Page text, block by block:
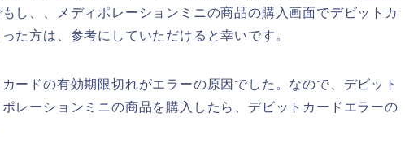
し、、メディポレーションミニの商品の購入画面でデビットカ
た方は、参考にしていただけると幸いです。
ードの有効期限切れがエラーの原因でした。なので、デビット
レーションミニの商品を購入したら、デビットカードエラーの